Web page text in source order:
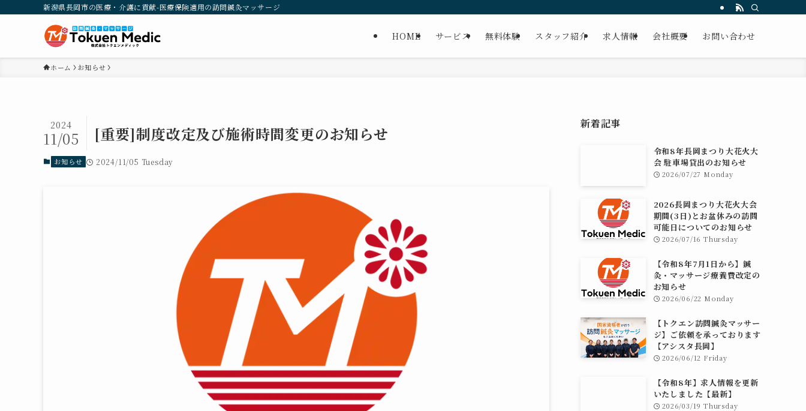
新潟県長岡市の医療・介護に貢献-医療保険適用の訪問鍼灸マッサージ
HOME サービス 無料体験 スタッフ紹介 求人情報 会社概要 お問い合わせ
ホーム お知らせ
[重要]制度改定及び施術時間変更のお知らせ
2024
11/05
お知らせ 2024/11/05 Tuesday
新着記事
令和8年長岡まつり大花火大
会 駐車場貸出のお知らせ
2026/07/27 Monday
2026長岡まつり大花火大会
期間(3日)とお盆休みの訪問
可能日についてのお知らせ
2026/07/16 Thursday
【令和8年7月1日から】鍼
灸・マッサージ療養費改定の
お知らせ
2026/06/22 Monday
【トクエン訪問鍼灸マッサー
ジ】ご依頼を承っております
【アシスタ長岡】
2026/06/12 Friday
【令和8年】求人情報を更新
いたしました【最新】
2026/03/19 Thursday